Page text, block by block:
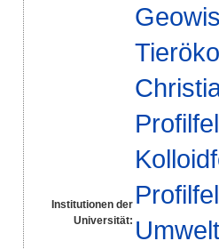
Institutionen der
Universität: